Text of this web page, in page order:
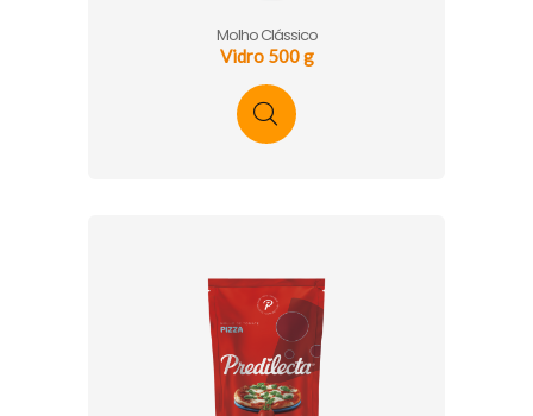
Molho Clássico
Vidro 500 g